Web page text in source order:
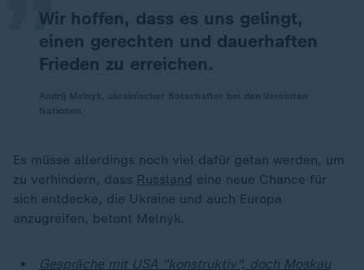
Wir hoffen, dass es uns gelingt,
einen gerechten und dauerhaften
Frieden zu erreichen.
Es müsse allerdings noch viel dafür getan werden, um
zu verhindern, dass Russland eine neue Chance für
sich entdecke, die Ukraine und auch Europa
anzugreifen, betont Melnyk.
Gespräche mit USA "konstruktiv", doch Moskau